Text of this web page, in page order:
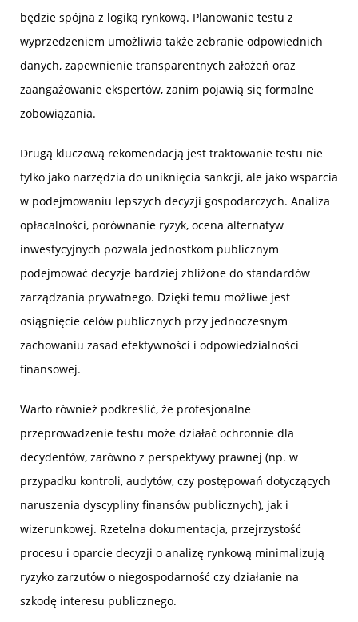
będzie spójna z logiką rynkową. Planowanie testu z
wyprzedzeniem umożliwia także zebranie odpowiednich
danych, zapewnienie transparentnych założeń oraz
zaangażowanie ekspertów, zanim pojawią się formalne
zobowiązania.
Drugą kluczową rekomendacją jest traktowanie testu nie
tylko jako narzędzia do uniknięcia sankcji, ale jako wsparcia
w podejmowaniu lepszych decyzji gospodarczych. Analiza
opłacalności, porównanie ryzyk, ocena alternatyw
inwestycyjnych pozwala jednostkom publicznym
podejmować decyzje bardziej zbliżone do standardów
zarządzania prywatnego. Dzięki temu możliwe jest
osiągnięcie celów publicznych przy jednoczesnym
zachowaniu zasad efektywności i odpowiedzialności
finansowej.
Warto również podkreślić, że profesjonalne
przeprowadzenie testu może działać ochronnie dla
decydentów, zarówno z perspektywy prawnej (np. w
przypadku kontroli, audytów, czy postępowań dotyczących
naruszenia dyscypliny finansów publicznych), jak i
wizerunkowej. Rzetelna dokumentacja, przejrzystość
procesu i oparcie decyzji o analizę rynkową minimalizują
ryzyko zarzutów o niegospodarność czy działanie na
szkodę interesu publicznego.